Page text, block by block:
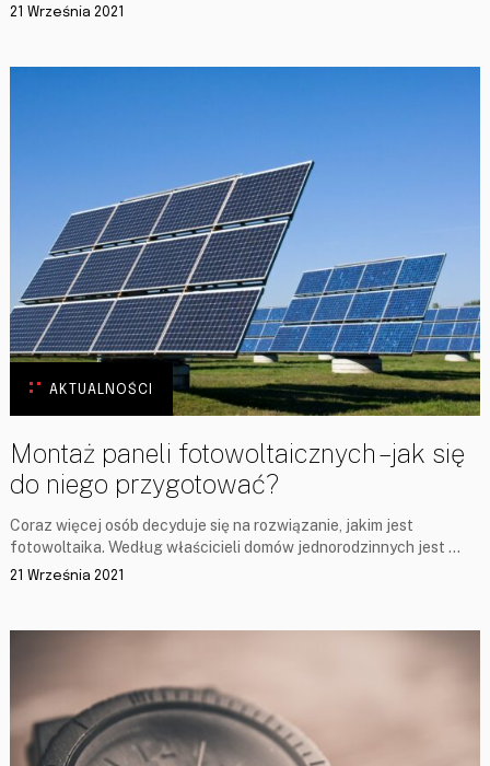
21 Września 2021
AKTUALNOŚCI
Montaż paneli fotowoltaicznych – jak się
do niego przygotować?
Coraz więcej osób decyduje się na rozwiązanie, jakim jest
fotowoltaika. Według właścicieli domów jednorodzinnych jest …
21 Września 2021